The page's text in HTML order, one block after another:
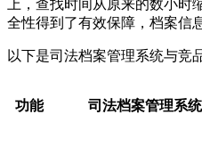
上，查找时间从原来的数小
全性得到了有效保障，档案信
以下是司法档案管理系统与竞
功能 司法档案管理系统